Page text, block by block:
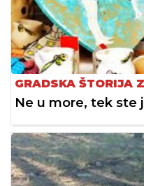
GRADSKA ŠTORIJA
Ne u more, tek ste